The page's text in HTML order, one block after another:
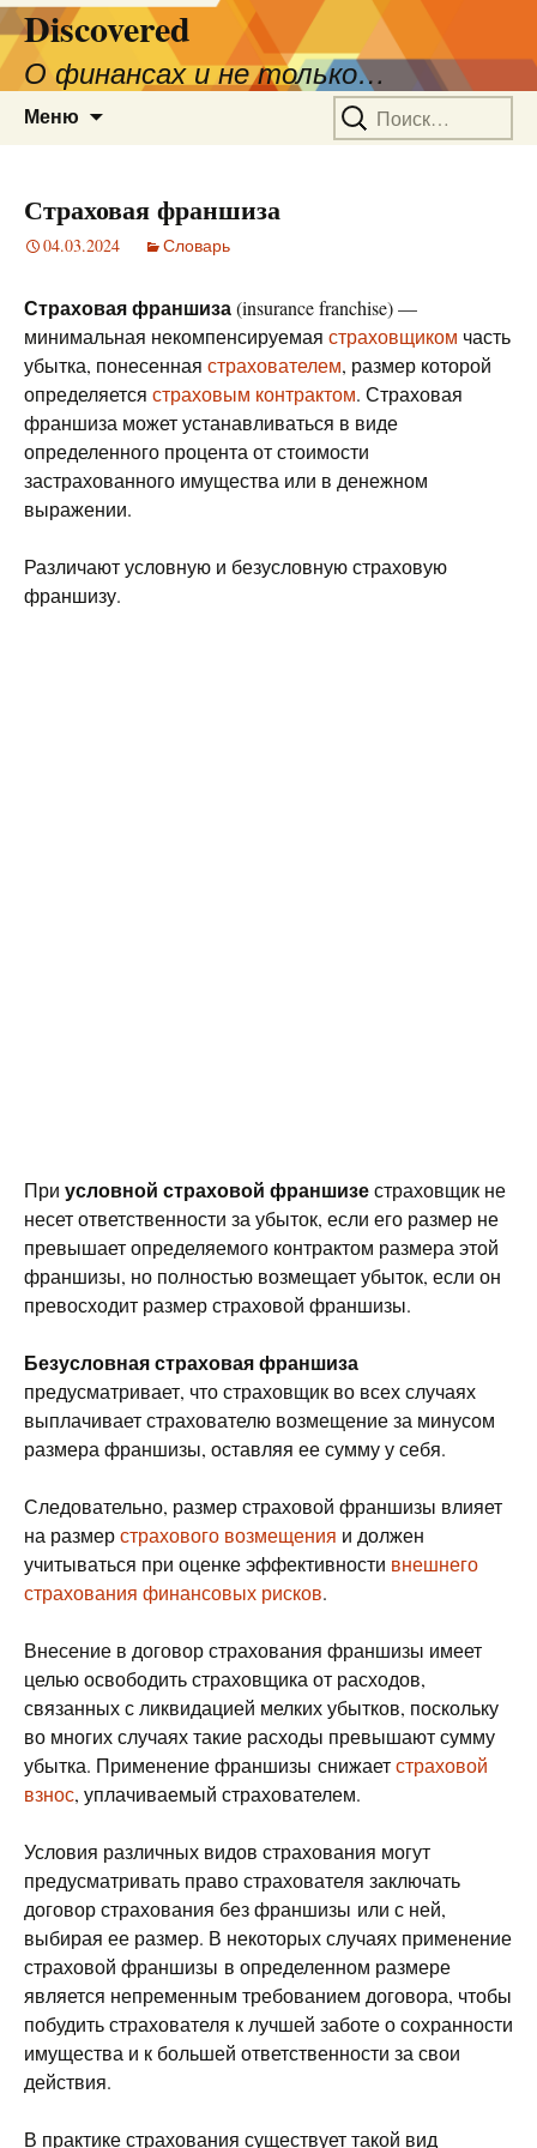
Discovered
О финансах и не только…
Меню Найти:
Страховая франшиза
04.03.2024 Словарь
Страховая франшиза(insurance franchise) —
минимальная некомпенсируемая страховщиком часть
убытка, понесенная страхователем, размер которой
определяется страховым контрактом. Страховая
франшиза может устанавливаться в виде
определенного процента от стоимости
застрахованного имущества или в денежном
выражении.
Различают условную и безусловную страховую
франшизу.
При условной страховой франшизестраховщик не
несет ответственности за убыток, если его размер не
превышает определяемого контрактом размера этой
франшизы, но полностью возмещает убыток, если он
превосходит размер страховой франшизы.
Безусловная страховая франшиза
предусматривает, что страховщик во всех случаях
выплачивает страхователю возмещение за минусом
размера франшизы, оставляя ее сумму у себя.
Следовательно, размер страховой франшизы влияет
на размерстрахового возмещения и должен
учитываться при оценке эффективности внешнего
страхования финансовых рисков.
Внесение в договор страхования франшизы имеет
целью освободить страховщика от расходов,
связанных с ликвидацией мелких убытков, поскольку
во многих случаях такие расходы превышают сумму
убытка. Применение франшизы снижаетстраховой
взнос, уплачиваемый страхователем.
Условия различных видов страхования могут
предусматривать право страхователя заключать
договор страхования без франшизы или с ней,
выбирая ее размер. В некоторых случаях применение
страховой франшизы в определенном размере
является непременным требованием договора, чтобы
побудить страхователя к лучшей заботе о сохранности
имущества и к большей ответственности за свои
действия.
В практике страхования существует такой вид